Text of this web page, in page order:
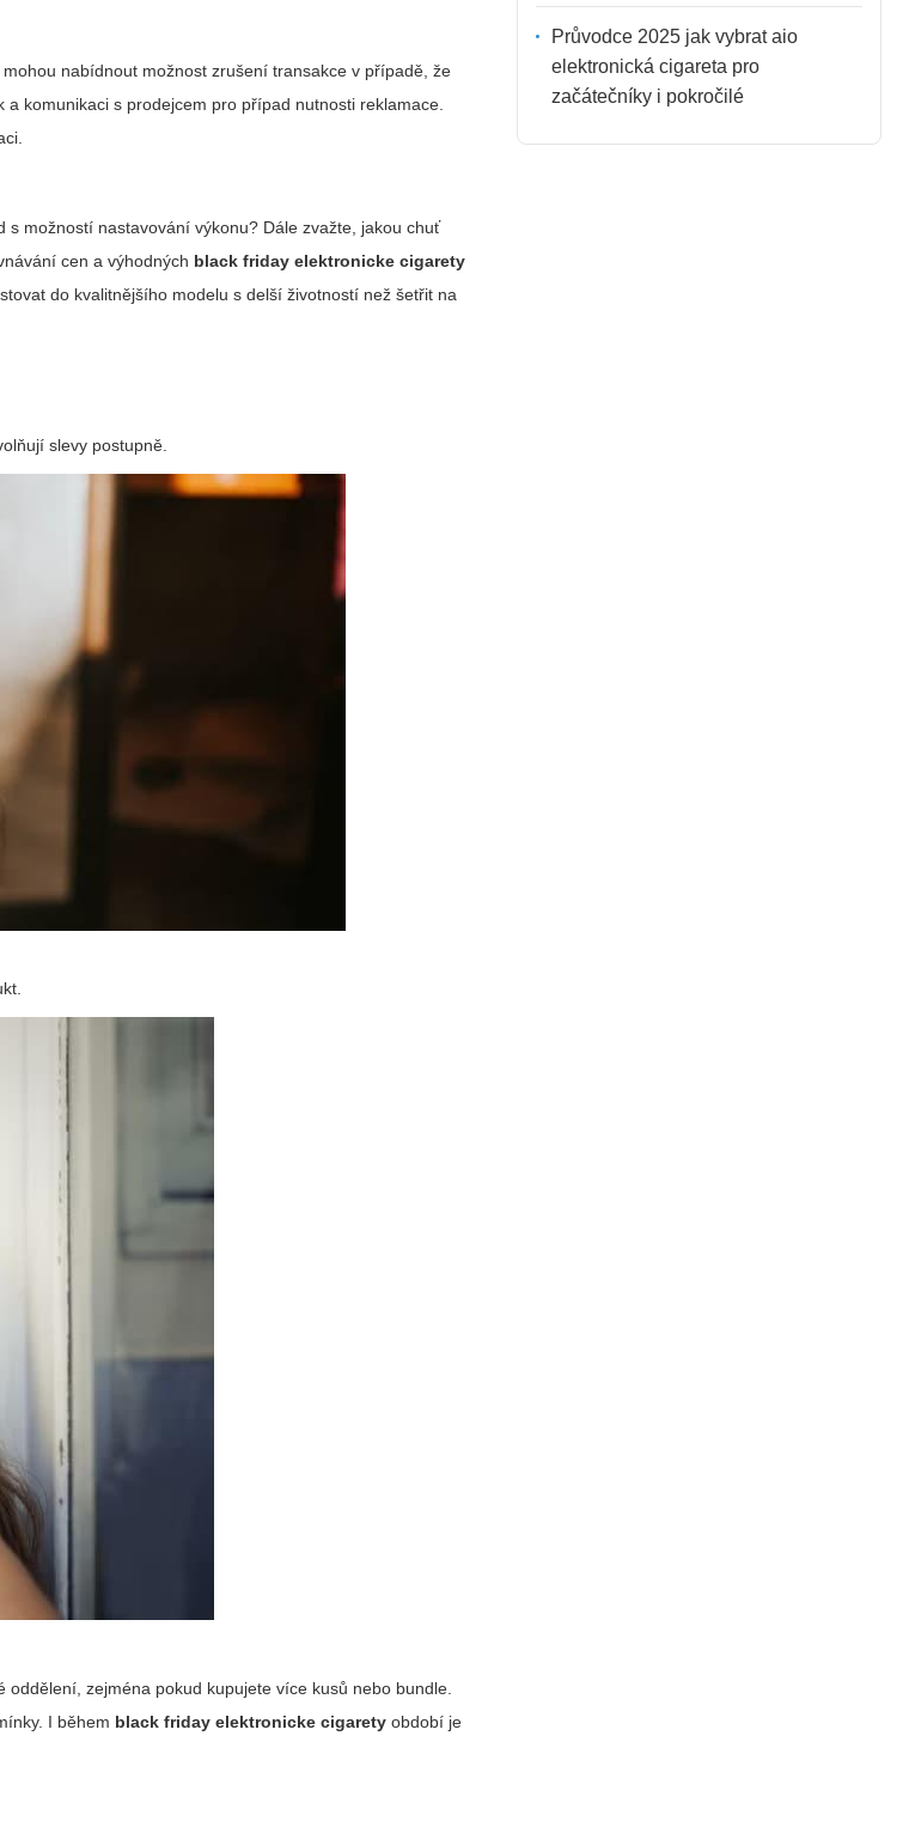
nabídnout možnost zrušení transakce v případě, že
komunikaci s prodejcem pro případ nutnosti reklamace.
možností nastavování výkonu? Dále zvažte, jakou chuť
cen a výhodných black friday elektronicke cigarety
do kvalitnějšího modelu s delší životností než šetřit na
slevy postupně.
zejména pokud kupujete více kusů nebo bundle.
I během black friday elektronicke cigarety období je
Průvodce 2025 jak vybrat aio
elektronická cigareta pro
začátečníky i pokročilé